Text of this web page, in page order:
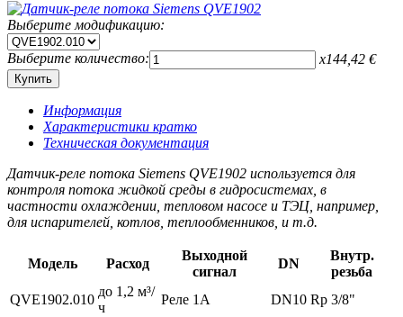
Выберите модификацию:
Выберите количество: x144,42 €
Информация
Характеристики кратко
Техническая документация
Датчик-реле потока Siemens QVE1902 используется для
контроля потока жидкой среды в гидросистемах, в
частности охлаждении, тепловом насосе и ТЭЦ, например,
для испарителей, котлов, теплообменников, и т.д.
Модель Расход
Выходной
сигнал
DN
Внутр.
резьба
QVE1902.010
до 1,2 м³/
ч
Реле 1A DN10 Rp 3/8"